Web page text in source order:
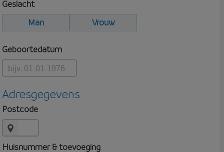
Geslacht
Man
Vrouw
Geboortedatum
Adresgegevens
Postcode
Huisnummer & toevoeging